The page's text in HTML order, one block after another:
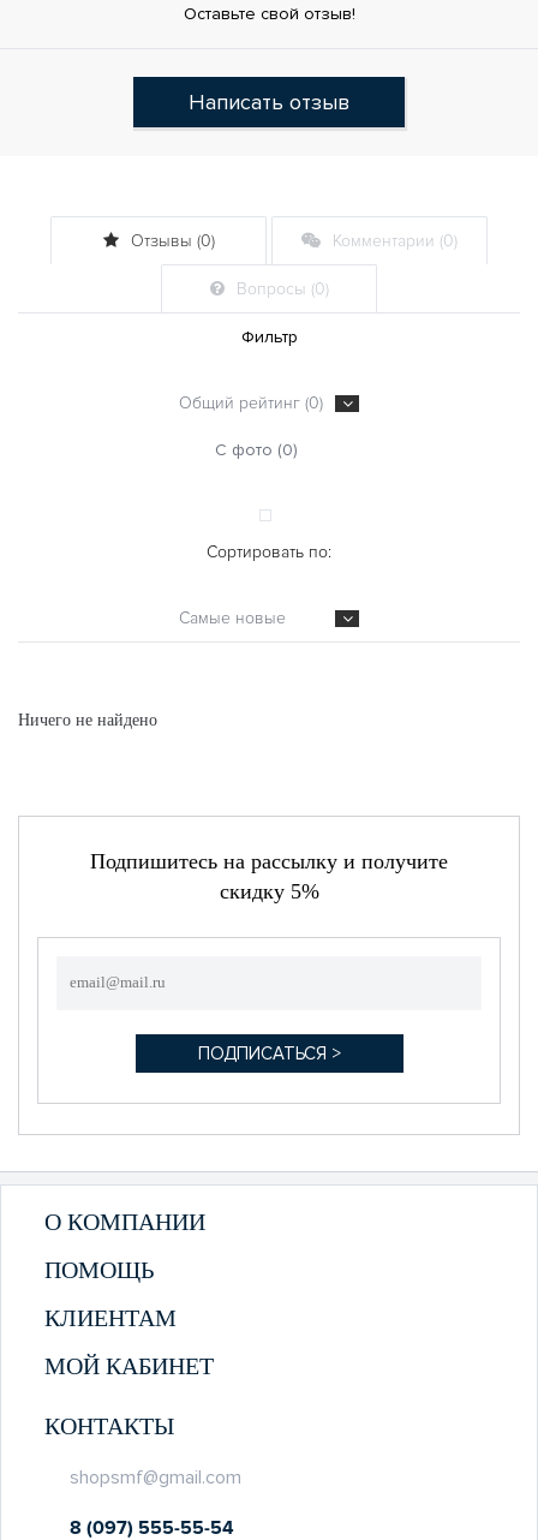
Оставьте свой отзыв!
Написать отзыв
Отзывы (0) Комментарии (0)
Вопросы (0)
Фильтр
Общий рейтинг (0)
С фото (0)
Сортировать по:
Самые новые
Ничего не найдено
Подпишитесь на рассылку и получите
скидку 5%
О КОМПАНИИ
ПОМОЩЬ
КЛИЕНТАМ
МОЙ КАБИНЕТ
КОНТАКТЫ
shopsmf@gmail.com
8 (097) 555-55-54